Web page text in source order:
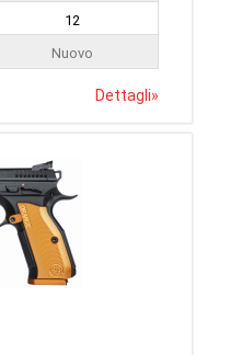
12
Nuovo
Dettagli»